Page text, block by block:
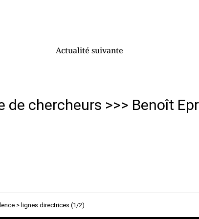
Actualité suivante
de chercheurs >>> Benoît
> lignes directrices (1/2)